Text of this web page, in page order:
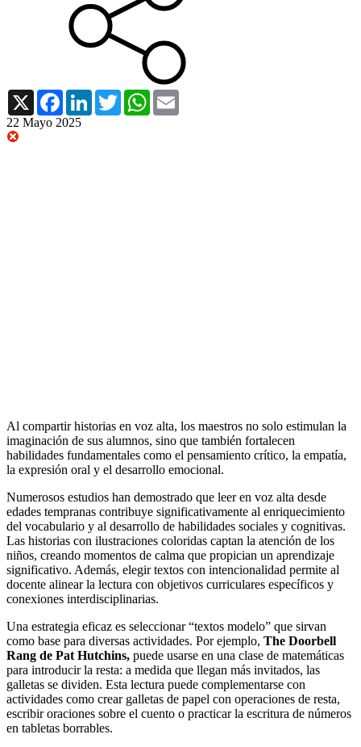
X FacebookLinkedInTwitterWhatsApp
22 Mayo 2025
Al compartir historias en voz alta, los maestros no solo estimulan la
imaginación de sus alumnos, sino que también fortalecen
habilidades fundamentales como el pensamiento crítico, la empatía,
la expresión oral y el desarrollo emocional.
Numerosos estudios han demostrado que leer en voz alta desde
edades tempranas contribuye significativamente al enriquecimiento
del vocabulario y al desarrollo de habilidades sociales y cognitivas.
Las historias con ilustraciones coloridas captan la atención de los
niños, creando momentos de calma que propician un aprendizaje
significativo. Además, elegir textos con intencionalidad permite al
docente alinear la lectura con objetivos curriculares específicos y
conexiones interdisciplinarias.
Una estrategia eficaz es seleccionar “textos modelo” que sirvan
como base para diversas actividades. Por ejemplo, The Doorbell
Rang de Pat Hutchins, puede usarse en una clase de matemáticas
para introducir la resta: a medida que llegan más invitados, las
galletas se dividen. Esta lectura puede complementarse con
actividades como crear galletas de papel con operaciones de resta,
escribir oraciones sobre el cuento o practicar la escritura de números
en tabletas borrables.